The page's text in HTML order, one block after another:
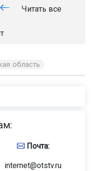
Читать все
область
Почта:
internet@otstv.ru